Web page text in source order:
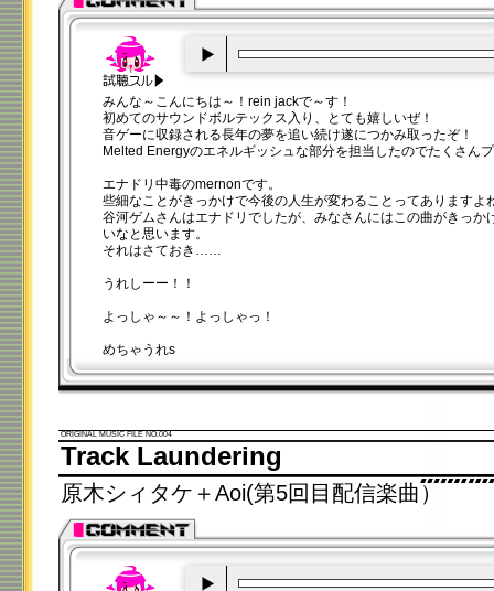
みんな～こんにちは～！rein jackで～す！
初めてのサウンドボルテックス入り、とても嬉しいぜ！
音ゲーに収録される長年の夢を追い続け遂につかみ取ったぞ！
Melted Energyのエネルギッシュな部分を担当したのでたくさん
エナドリ中毒のmernonです。
些細なことがきっかけで今後の人生が変わることってありますよ
谷河ゲムさんはエナドリでしたが、みなさんにはこの曲がきっか
いなと思います。
それはさておき……
うれしーー！！
よっしゃ～～！よっしゃっ！
めちゃうれs
ORIGINAL MUSIC FILE NO.004
Track Laundering
原木シィタケ＋Aoi(第5回目配信楽曲）